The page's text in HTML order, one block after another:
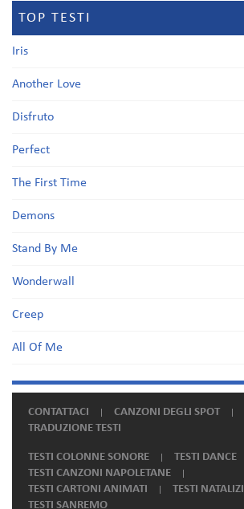
TOP TESTI
Iris
Another Love
Disfruto
Perfect
The First Time
Demons
Stand By Me
Wonderwall
Creep
All Of Me
CONTATTACI
CANZONI DEGLI SPOT
TRADUZIONE TESTI
TESTI COLONNE SONORE
TESTI DANCE
TESTI CANZONI NAPOLETANE
TESTI CARTONI ANIMATI
TESTI NATALIZI
TESTI SANREMO